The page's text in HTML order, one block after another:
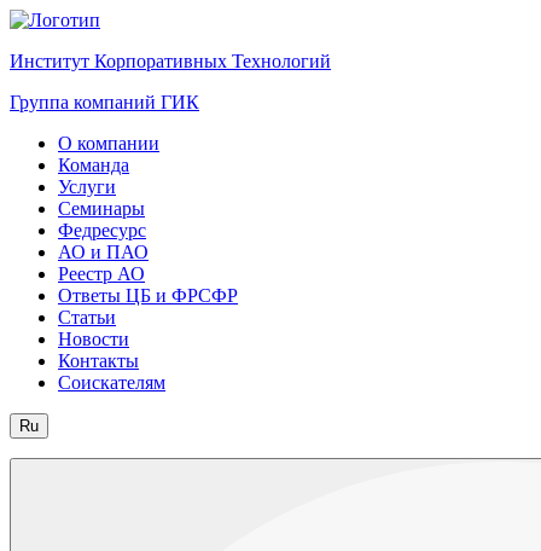
Институт Корпоративных Технологий
Группа компаний ГИК
О компании
Команда
Услуги
Семинары
Федресурс
АО и ПАО
Реестр АО
Ответы ЦБ и ФРСФР
Статьи
Новости
Контакты
Соискателям
Ru